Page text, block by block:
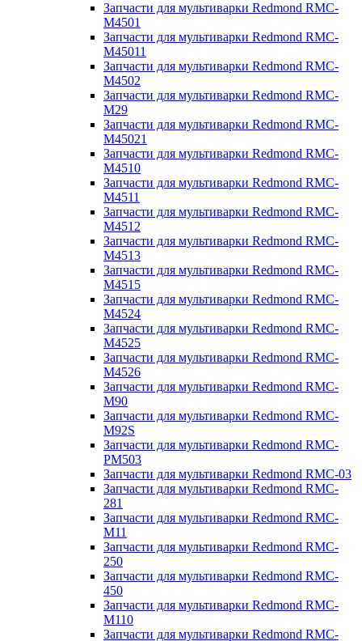
Запчасти для мультиварки Redmond RMC-
M4501
Запчасти для мультиварки Redmond RMC-
M45011
Запчасти для мультиварки Redmond RMC-
M4502
Запчасти для мультиварки Redmond RMC-
M29
Запчасти для мультиварки Redmond RMC-
M45021
Запчасти для мультиварки Redmond RMC-
M4510
Запчасти для мультиварки Redmond RMC-
M4511
Запчасти для мультиварки Redmond RMC-
M4512
Запчасти для мультиварки Redmond RMC-
M4513
Запчасти для мультиварки Redmond RMC-
M4515
Запчасти для мультиварки Redmond RMC-
M4524
Запчасти для мультиварки Redmond RMC-
M4525
Запчасти для мультиварки Redmond RMC-
M4526
Запчасти для мультиварки Redmond RMC-
M90
Запчасти для мультиварки Redmond RMC-
M92S
Запчасти для мультиварки Redmond RMC-
PM503
Запчасти для мультиварки Redmond RMC-03
Запчасти для мультиварки Redmond RMC-
281
Запчасти для мультиварки Redmond RMC-
M11
Запчасти для мультиварки Redmond RMC-
250
Запчасти для мультиварки Redmond RMC-
450
Запчасти для мультиварки Redmond RMC-
M110
Запчасти для мультиварки Redmond RMC-